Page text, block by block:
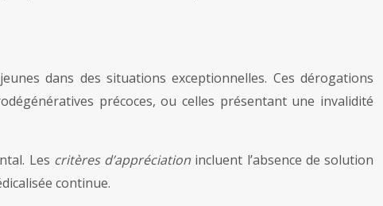
dans des situations exceptionnelles. Ces dérogations
précoces, ou celles présentant une invalidité
Les critères d’appréciation incluent l’absence de solution
continue.